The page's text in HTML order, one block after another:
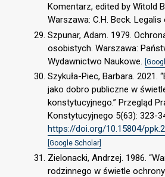
Komentarz, edited by Witold
Warszawa: C.H. Beck. Legalis
Szpunar, Adam. 1979.
osobistych. Warszawa:
Wydawnictwo Naukowe.
Szykuła-Piec, Barbara. 2021.
jako dobro publiczne w
konstytucyjnego.” Przegląd
Konstytucyjnego 5(63): 323-
https://doi.org/10.15804/
[Google Scholar]
Zielonacki, Andrzej. 1986.
rodzinnego w świetle